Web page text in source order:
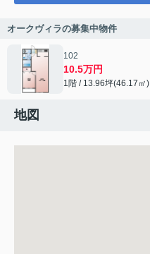
オークヴィラの募集中物件
102
10.5万円
1階 / 13.96坪(46.17㎡)
地図